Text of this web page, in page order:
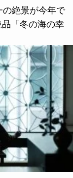
の絶景が今年で
「冬の海の幸